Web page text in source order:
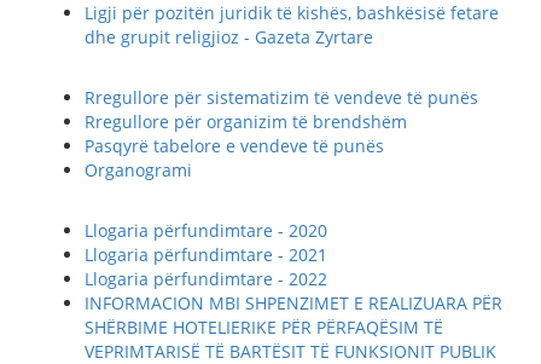
Ligji për pozitën juridik të kishës, bashkësisë fetare
dhe grupit religjioz - Gazeta Zyrtare
Rregullore për sistematizim të vendeve të punës
Rregullore për organizim të brendshëm
Pasqyrë tabelore e vendeve të punës
Organogrami
Llogaria përfundimtare - 2020
Llogaria përfundimtare - 2021
Llogaria përfundimtare - 2022
INFORMACION MBI SHPENZIMET E REALIZUARA PËR
SHËRBIME HOTELIERIKE PËR PËRFAQËSIM TË
VEPRIMTARISË TË BARTËSIT TË FUNKSIONIT PUBLIK